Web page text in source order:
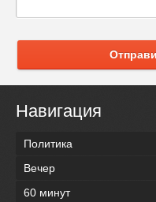
Навигация
Политика
Вечер
60 минут